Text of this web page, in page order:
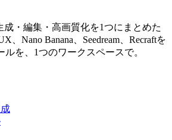
・編集・高画質化を1つにまとめた
、Nano Banana、Seedream、Recraftを
を、1つのワークスペースで。